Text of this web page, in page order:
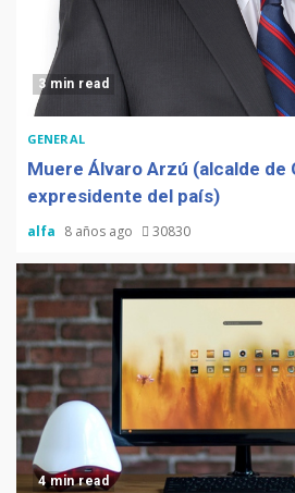
3 min read
GENERAL
Muere Álvaro Arzú (alcalde de
expresidente del país)
alfa 8 años ago 30830
4 min read